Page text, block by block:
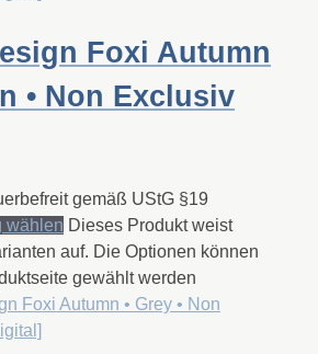
Foxi Autumn
• Non Exclusiv
gemäß UStG §19
wählen Dieses Produkt weist
auf. Die Optionen können
gewählt werden